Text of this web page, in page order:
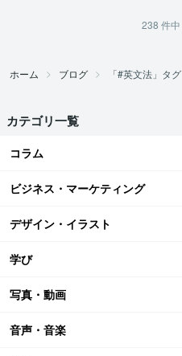
238 件中
ホーム ブログ 「#英文法」タグ
カテゴリ一覧
コラム
ビジネス・マーケティング
デザイン・イラスト
学び
写真・動画
音声・音楽